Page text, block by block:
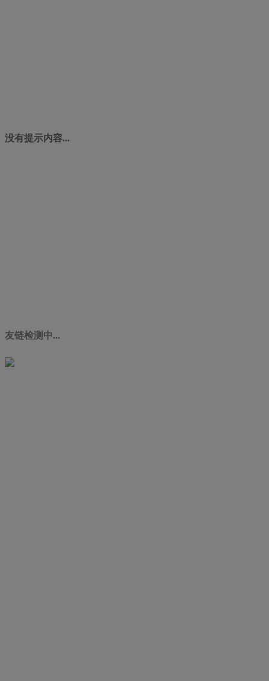
没有提示内容...
友链检测中...